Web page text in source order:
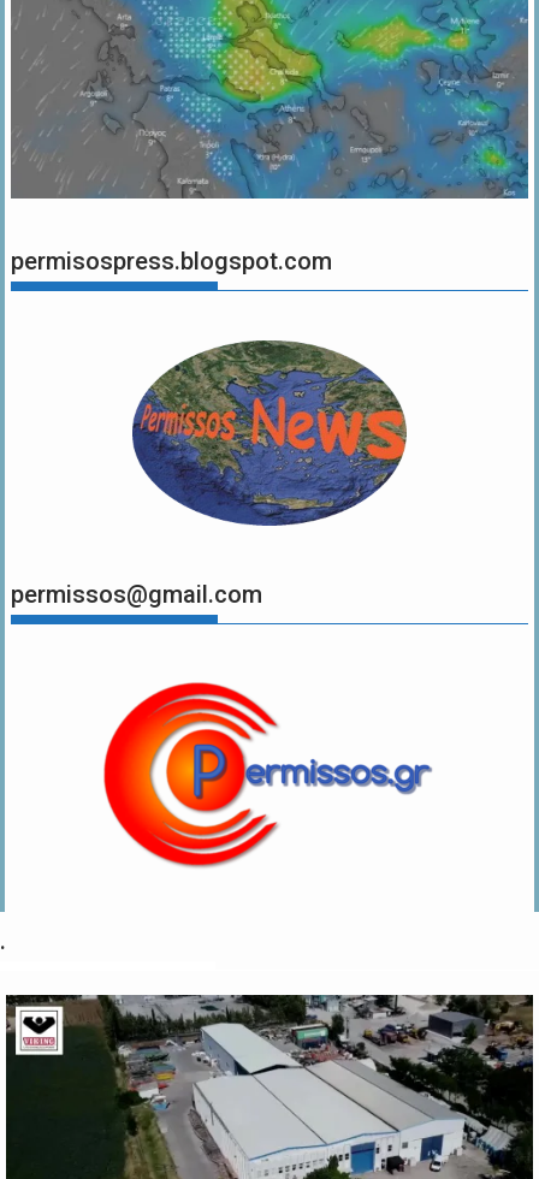
permisospress.blogspot.com
permissos@gmail.com
.